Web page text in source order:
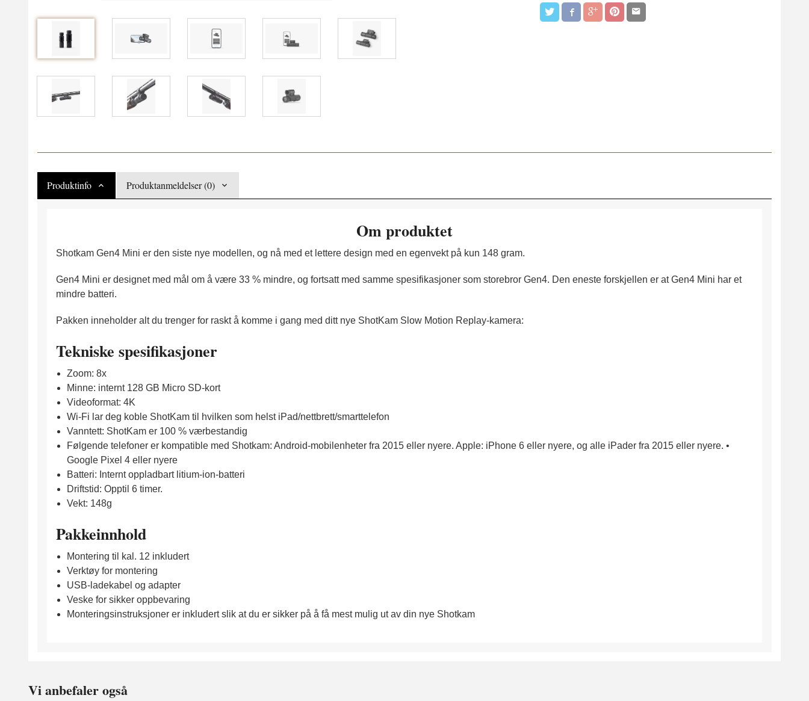
Produktinfo Produktanmeldelser (0)
Om produktet
Shotkam Gen4 Mini er den siste nye modellen, og nå med et lettere design med en egenvekt på kun 148 gram.
Gen4 Mini er designet med mål om å være 33 % mindre, og fortsatt med samme spesifikasjoner som storebror Gen4. Den eneste forskjellen er at Gen4 Mini har et
mindre batteri.
Pakken inneholder alt du trenger for raskt å komme i gang med ditt nye ShotKam Slow Motion Replay-kamera:
Tekniske spesifikasjoner
Zoom: 8x
Minne: internt 128 GB Micro SD-kort
Videoformat: 4K
Wi-Fi lar deg koble ShotKam til hvilken som helst iPad/nettbrett/smarttelefon
Vanntett: ShotKam er 100 % værbestandig
Følgende telefoner er kompatible med Shotkam: Android-mobilenheter fra 2015 eller nyere. Apple: iPhone 6 eller nyere, og alle iPader fra 2015 eller nyere. •
Google Pixel 4 eller nyere
Batteri: Internt oppladbart litium-ion-batteri
Driftstid: Opptil 6 timer.
Vekt: 148g
Pakkeinnhold
Montering til kal. 12 inkludert
Verktøy for montering
USB-ladekabel og adapter
Veske for sikker oppbevaring
Monteringsinstruksjoner er inkludert slik at du er sikker på å få mest mulig ut av din nye Shotkam
Vi anbefaler også